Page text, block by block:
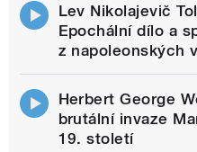
Lev Nikolajevič
Epochální dílo a
z napoleonských
Herbert George
brutální invaze
19. století